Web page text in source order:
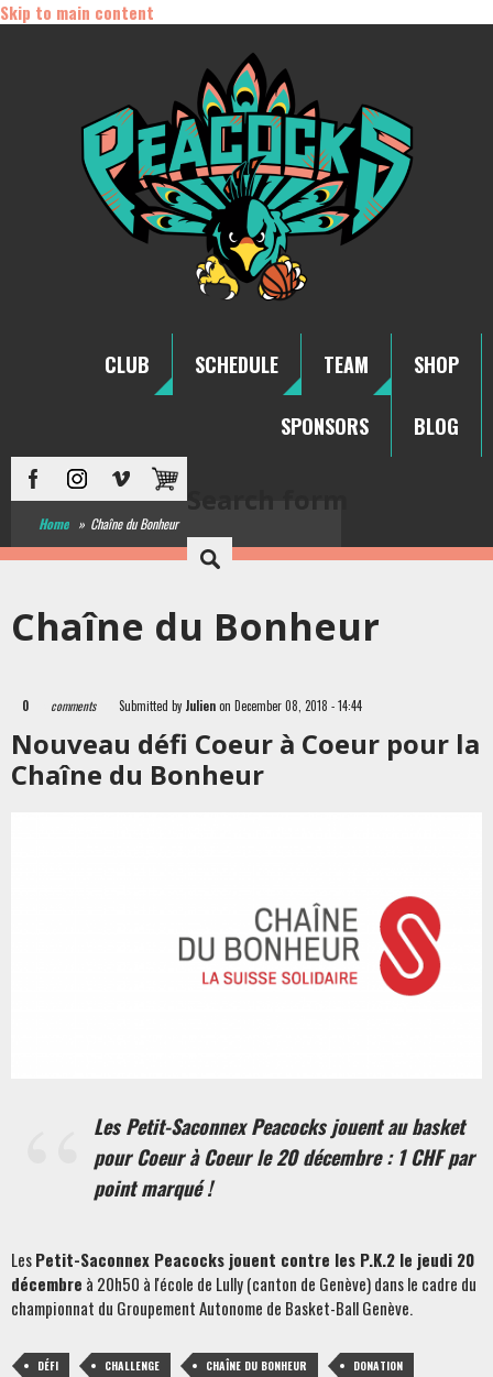
Skip to main content
CLUB SCHEDULE TEAM SHOP
SPONSORS BLOG
Home » Chaîne du Bonheur
Chaîne du Bonheur
0 comments Submitted by Julienon December 08, 2018 - 14:44
Nouveau défi Coeur à Coeur pour la
Chaîne du Bonheur
Les Petit-Saconnex Peacocks jouent au basket
pour Coeur à Coeur le 20 décembre : 1 CHF par
point marqué !
LesPetit-Saconnex Peacocks jouent contre les P.K.2 le jeudi 20
décembre à 20h50 à l'école de Lully (canton de Genève) dans le cadre du
championnat du Groupement Autonome de Basket-Ball Genève.
DÉFI CHALLENGE CHAÎNE DU BONHEUR DONATION